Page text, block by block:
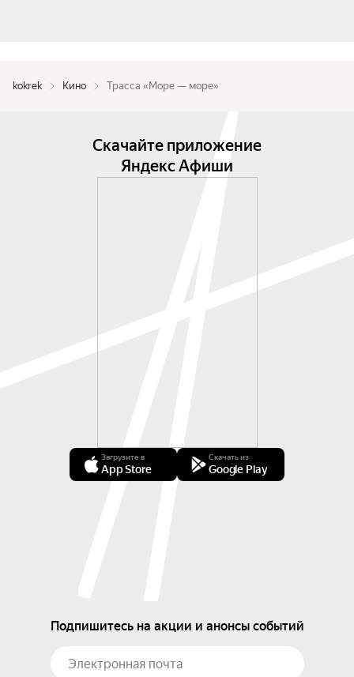
kokrek Кино Трасса «Море — море»
Скачайте приложение
Яндекс Афиши
Загрузите в
App Store
Скачать из
Google Play
Подпишитесь на акции и анонсы событий